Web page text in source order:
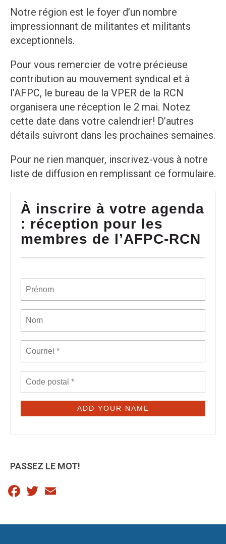
Notre région est le foyer d’un nombre
impressionnant de militantes et militants
exceptionnels.
Pour vous remercier de votre précieuse
contribution au mouvement syndical et à
l’AFPC, le bureau de la VPER de la RCN
organisera une réception le 2 mai. Notez
cette date dans votre calendrier! D’autres
détails suivront dans les prochaines semaines.
Pour ne rien manquer, inscrivez-vous à notre
liste de diffusion en remplissant ce formulaire.
À inscrire à votre agenda
: réception pour les
membres de l’AFPC-RCN
PASSEZ LE MOT!
Facebook
Twitter